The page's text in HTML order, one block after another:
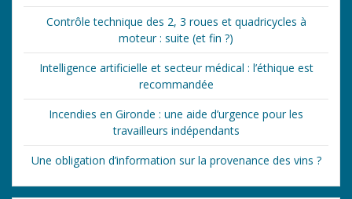
Contrôle technique des 2, 3 roues et quadricycles à
moteur : suite (et fin ?)
Intelligence artificielle et secteur médical : l’éthique est
recommandée
Incendies en Gironde : une aide d’urgence pour les
travailleurs indépendants
Une obligation d’information sur la provenance des vins ?